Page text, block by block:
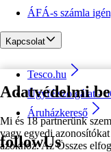
Adatvédelmi
Mi és 18 partnerünk
vagy egyedi
azokhoz. Az Összes
ÁFÁ-s számla
Kapcsolat
Tesco.hu
Ügyfélszolgálat -
Áruházkereső
followUs